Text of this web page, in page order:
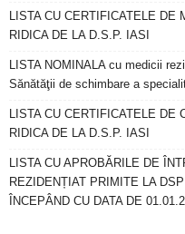
LISTA CU CERTIFICATELE DE
RIDICA DE LA D.S.P. IASI
LISTA NOMINALA cu medicii
Sănătăţii de schimbare a
LISTA CU CERTIFICATELE DE
RIDICA DE LA D.S.P. IASI
LISTA CU APROBĂRILE DE
REZIDENȚIAT PRIMITE LA
ÎNCEPÂND CU DATA DE